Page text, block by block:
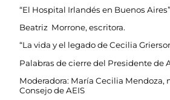
“El Hospital Irlandés en Buenos Aires”
Beatriz Morrone, escritora.
“La vida y el legado de Cecilia
Palabras de cierre del Presidente de
Moderadora: María Cecilia Mendoza,
Consejo de AEIS